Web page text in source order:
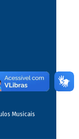
Musicais